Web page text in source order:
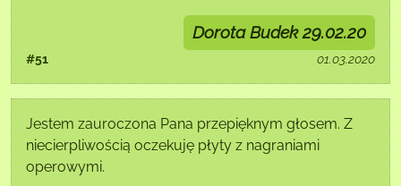
#51
Dorota Budek 29.02.20
01.03.2020
Jestem zauroczona Pana przepięknym głosem. Z
niecierpliwością oczekuję płyty z nagraniami
operowymi.